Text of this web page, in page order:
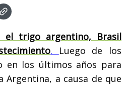
el trigo argentino, Brasil
. Luego de los
en los últimos años para
a causa de que